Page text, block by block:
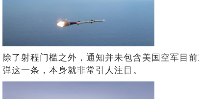
除了射程门槛之外，通知并未包含美国空军目
弹这一条，本身就非常引人注目。